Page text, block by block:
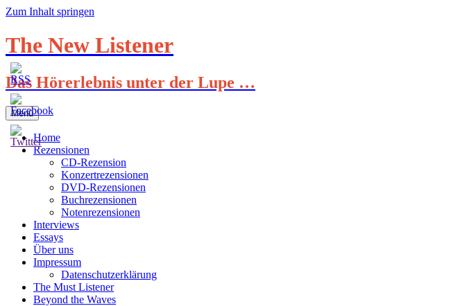
Zum Inhalt springen
The New Listener
Das Hörerlebnis unter der Lupe …
Menü
Home
Rezensionen
CD-Rezension
Konzertrezensionen
DVD-Rezensionen
Buchrezensionen
Notenrezensionen
Interviews
Essays
Über uns
Impressum
Datenschutzerklärung
The Must Listener
Beyond the Waves